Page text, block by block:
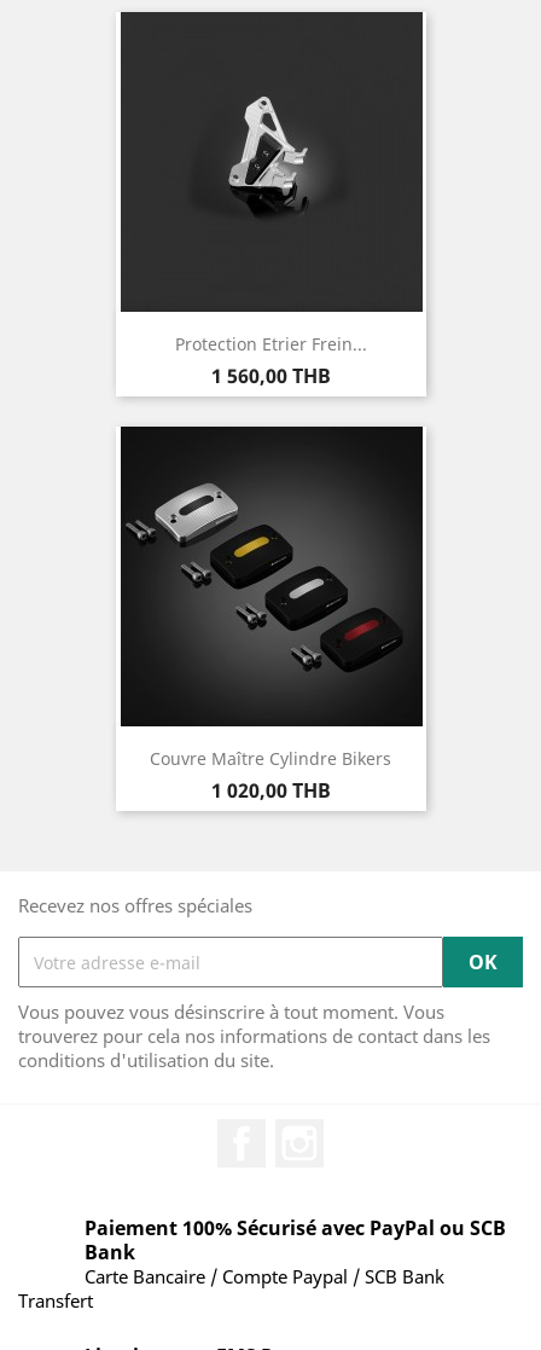
Protection Etrier Frein...
Prix
1 560,00 THB
Couvre Maître Cylindre Bikers
Prix
1 020,00 THB
Recevez nos offres spéciales
Vous pouvez vous désinscrire à tout moment. Vous
trouverez pour cela nos informations de contact dans les
conditions d'utilisation du site.
Paiement 100% Sécurisé avec PayPal ou SCB
Bank
Carte Bancaire / Compte Paypal / SCB Bank
Transfert